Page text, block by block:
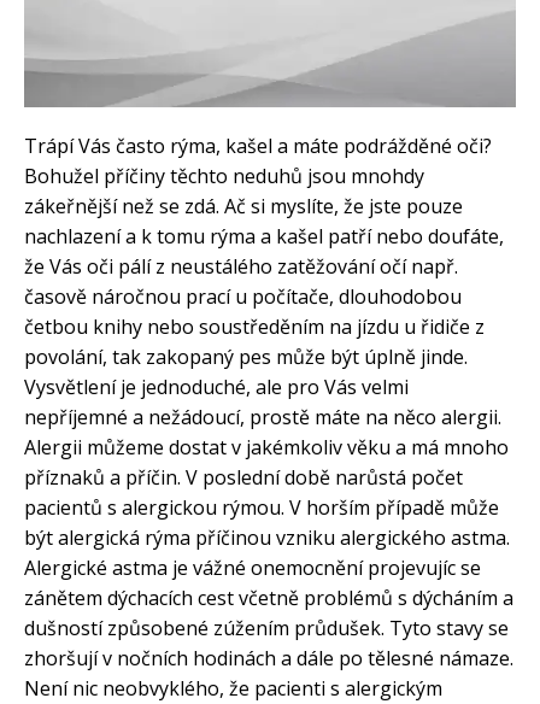
Trápí Vás často rýma, kašel a máte podrážděné oči?
Bohužel příčiny těchto neduhů jsou mnohdy
zákeřnější než se zdá. Ač si myslíte, že jste pouze
nachlazení a k tomu rýma a kašel patří nebo doufáte,
že Vás oči pálí z neustálého zatěžování očí např.
časově náročnou prací u počítače, dlouhodobou
četbou knihy nebo soustředěním na jízdu u řidiče z
povolání, tak zakopaný pes může být úplně jinde.
Vysvětlení je jednoduché, ale pro Vás velmi
nepříjemné a nežádoucí, prostě máte na něco alergii.
Alergii můžeme dostat v jakémkoliv věku a má mnoho
příznaků a příčin. V poslední době narůstá počet
pacientů s alergickou rýmou. V horším případě může
být alergická rýma příčinou vzniku alergického astma.
Alergické astma je vážné onemocnění projevujíc se
zánětem dýchacích cest včetně problémů s dýcháním a
dušností způsobené zúžením průdušek. Tyto stavy se
zhoršují v nočních hodinách a dále po tělesné námaze.
Není nic neobvyklého, že pacienti s alergickým